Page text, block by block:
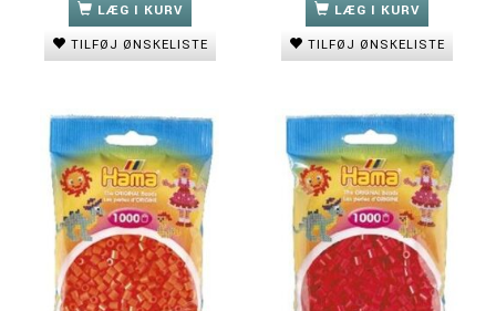
LÆG I KURV
TILFØJ ØNSKELISTE
LÆG I KURV
TILFØJ ØNSKELISTE